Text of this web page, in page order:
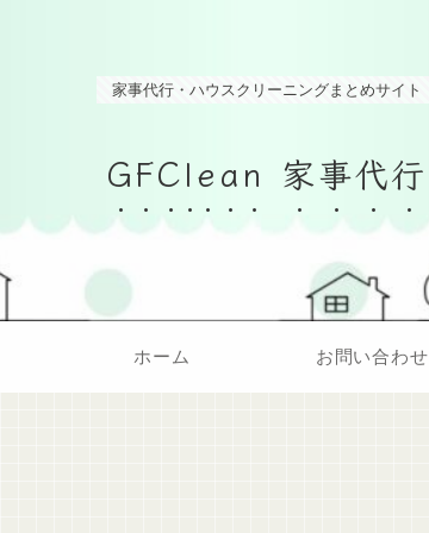
家事代行・ハウスクリーニングまとめサイト
GFClean 家事代行
ホーム お問い合わせ